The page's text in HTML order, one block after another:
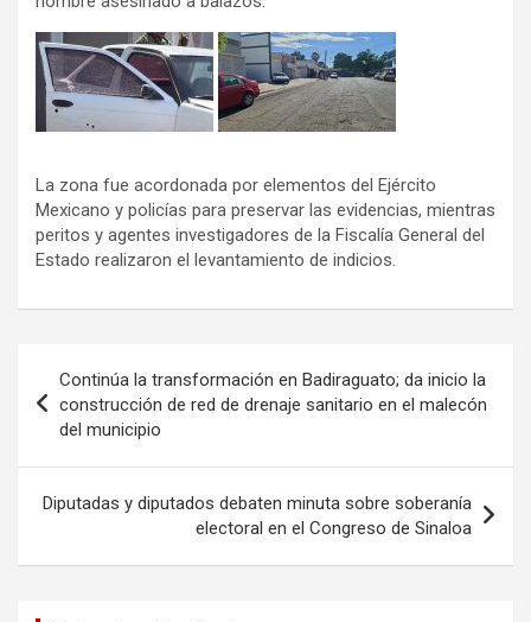
La zona fue acordonada por elementos del Ejército
Mexicano y policías para preservar las evidencias, mientras
peritos y agentes investigadores de la Fiscalía General del
Estado realizaron el levantamiento de indicios.
de
entradas
Continúa la transformación en Badiraguato; da inicio la
construcción de red de drenaje sanitario en el malecón
del municipio
Diputadas y diputados debaten minuta sobre soberanía
electoral en el Congreso de Sinaloa